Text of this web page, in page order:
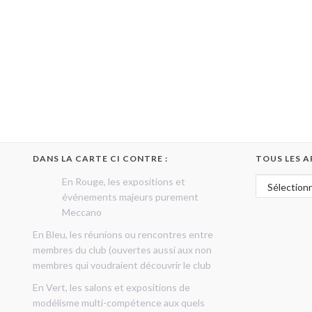
DANS LA CARTE CI CONTRE :
En Rouge, les expositions et
événements majeurs purement
Meccano
En Bleu, les réunions ou rencontres entre
membres du club (ouvertes aussi aux non
membres qui voudraient découvrir le club
En Vert, les salons et expositions de
modélisme multi-compétence aux quels
TOUS LES
Tous les